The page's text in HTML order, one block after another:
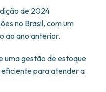
de 2024
no Brasil, com um
ao ano anterior.
uma gestão de estoque
para atender a